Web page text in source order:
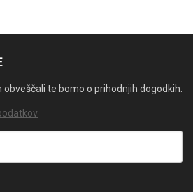
te bomo o prihodnjih dogodkih.